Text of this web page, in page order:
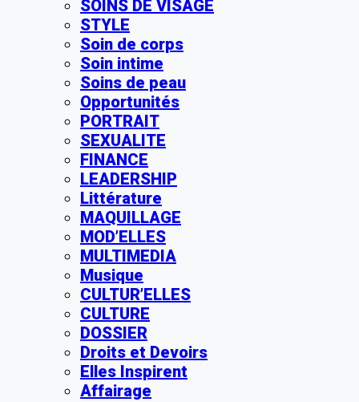
SOINS DE VISAGE
STYLE
Soin de corps
Soin intime
Soins de peau
Opportunités
PORTRAIT
SEXUALITE
FINANCE
LEADERSHIP
Littérature
MAQUILLAGE
MOD’ELLES
MULTIMEDIA
Musique
CULTUR’ELLES
CULTURE
DOSSIER
Droits et Devoirs
Elles Inspirent
Affairage